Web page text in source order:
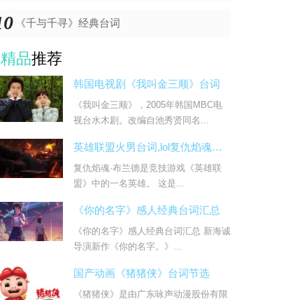
《千与千寻》经典台词
精品推荐
韩国电视剧《我叫金三顺》台词
《我叫金三顺》，2005年韩国MBC电
视台水木剧。改编自池秀贤同名...
英雄联盟火男台词,lol复仇焰魂布兰德台词大全
复仇焰魂·布兰德是竞技游戏《英雄联
盟》中的一名英雄。 这是...
《你的名字》感人经典台词汇总
《你的名字》感人经典台词汇总 新海诚
导演新作《你的名字。》...
国产动画《猪猪侠》台词节选
《猪猪侠》是由广东咏声动漫股份有限